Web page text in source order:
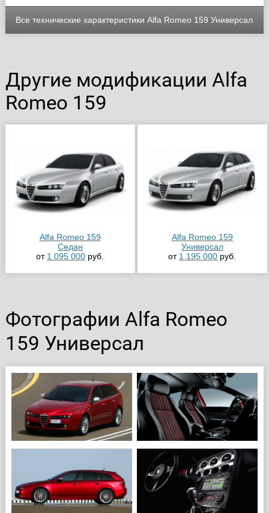
Все технические характеристики Alfa Romeo 159 Универсал
Другие модификации Alfa
Romeo 159
Alfa Romeo 159
Седан
от 1 095 000 руб.
Alfa Romeo 159
Универсал
от 1 195 000 руб.
Фотографии Alfa Romeo
159 Универсал